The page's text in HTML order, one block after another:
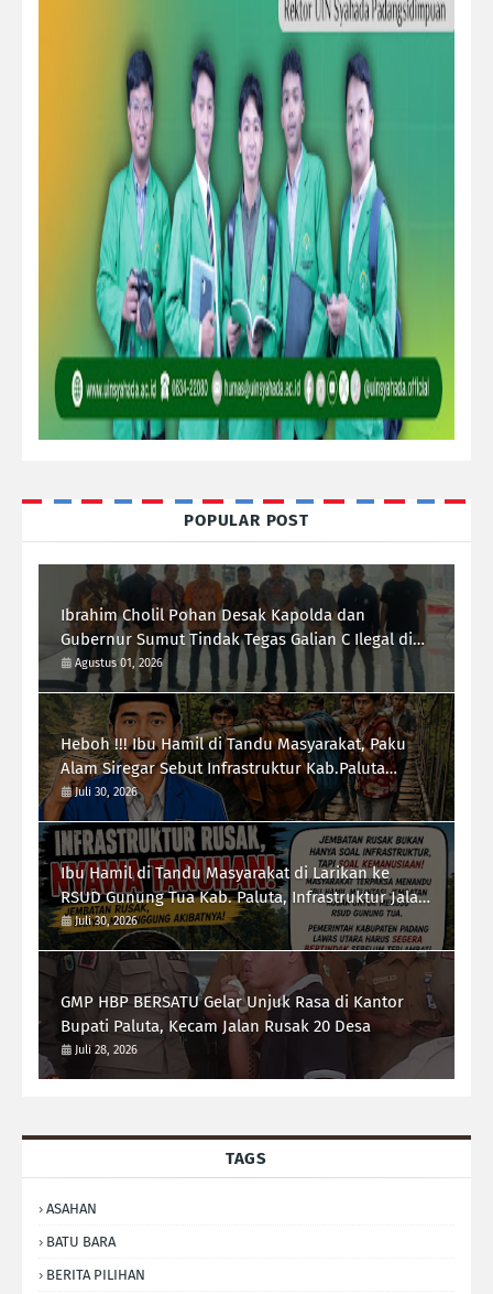
POPULAR POST
Ibrahim Cholil Pohan Desak Kapolda dan
Gubernur Sumut Tindak Tegas Galian C Ilegal di
Sipiongot Julu Kec. Dolok Kab. Paluta
Agustus 01, 2026
Heboh !!! Ibu Hamil di Tandu Masyarakat, Paku
Alam Siregar Sebut Infrastruktur Kab.Paluta
"Parah"
Juli 30, 2026
Ibu Hamil di Tandu Masyarakat di Larikan ke
RSUD Gunung Tua Kab. Paluta, Infrastruktur Jalan
Jadi Sorotan Ketua Forum-RI Bersatu Sumut
Syarif Kumala Siregar
Juli 30, 2026
GMP HBP BERSATU Gelar Unjuk Rasa di Kantor
Bupati Paluta, Kecam Jalan Rusak 20 Desa
Juli 28, 2026
TAGS
ASAHAN
BATU BARA
BERITA PILIHAN